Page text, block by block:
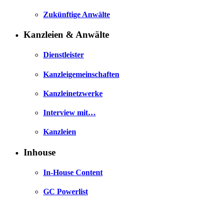
Zukünftige Anwälte
Kanzleien & Anwälte
Dienstleister
Kanzleigemeinschaften
Kanzleinetzwerke
Interview mit…
Kanzleien
Inhouse
In-House Content
GC Powerlist